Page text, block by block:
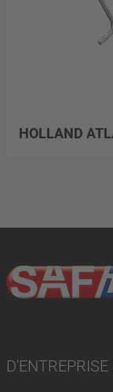
HOLLAND
D'ENTREPRISE